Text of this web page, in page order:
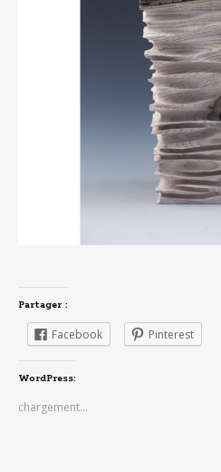
Partager :
Facebook Pinterest
WordPress:
chargement…